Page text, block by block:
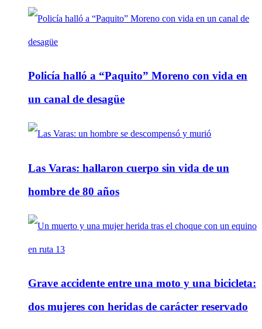
Policía halló a “Paquito” Moreno con vida en
un canal de desagüe
Las Varas: hallaron cuerpo sin vida de un
hombre de 80 años
Grave accidente entre una moto y una bicicleta:
dos mujeres con heridas de carácter reservado